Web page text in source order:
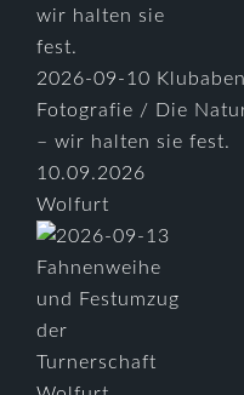
2026-09-10
Fotografie / Die
– wir halten sie fest.
10.09.2026
Wolfurt